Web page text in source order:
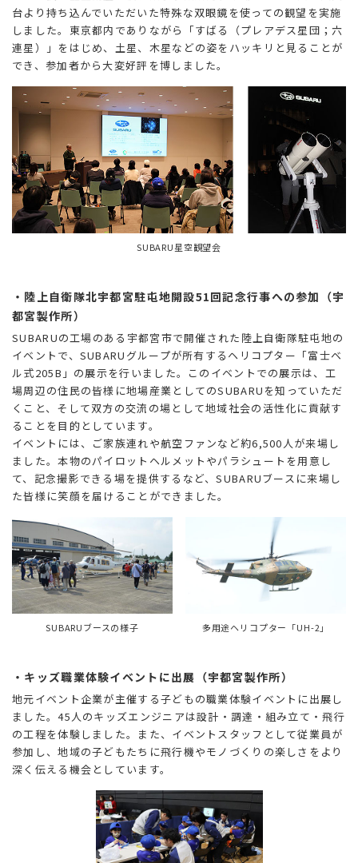
台より持ち込んでいただいた特殊な双眼鏡を使っての観望を実施
しました。東京都内でありながら「すばる（プレアデス星団；六
連星）」をはじめ、土星、木星などの姿をハッキリと見ることが
でき、参加者から大変好評を博しました。
SUBARU星空観望会
・陸上自衛隊北宇都宮駐屯地開設51回記念行事への参加（宇
都宮製作所）
SUBARUの工場のある宇都宮市で開催された陸上自衛隊駐屯地の
イベントで、SUBARUグループが所有するヘリコプター「富士ベ
ル式205B」の展示を行いました。このイベントでの展示は、工
場周辺の住民の皆様に地場産業としてのSUBARUを知っていただ
くこと、そして双方の交流の場として地域社会の活性化に貢献す
ることを目的としています。
イベントには、ご家族連れや航空ファンなど約6,500人が来場し
ました。本物のパイロットヘルメットやパラシュートを用意し
て、記念撮影できる場を提供するなど、SUBARUブースに来場し
た皆様に笑顔を届けることができました。
SUBARUブースの様子 多用途ヘリコプター「UH-2」
・キッズ職業体験イベントに出展（宇都宮製作所）
地元イベント企業が主催する子どもの職業体験イベントに出展し
ました。45人のキッズエンジニアは設計・調達・組み立て・飛行
の工程を体験しました。また、イベントスタッフとして従業員が
参加し、地域の子どもたちに飛行機やモノづくりの楽しさをより
深く伝える機会としています。